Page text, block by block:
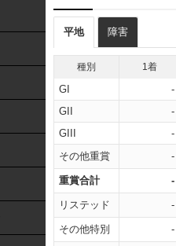
平地 障害
種別 1着
GI
-
GII
-
GIII
-
その他重賞
-
重賞合計 -
リステッド -
その他特別 -